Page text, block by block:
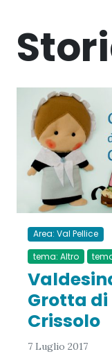
Area: Val Pellice
tema: Altro
Grotta di
Crissolo
7 Luglio 2017